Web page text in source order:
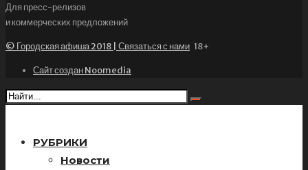
Для пресс-релизов
и коммерческих предложений
© Городская афиша 2018 | Связаться с нами 18+
Сайт создан Noomedia
РУБРИКИ
Новости